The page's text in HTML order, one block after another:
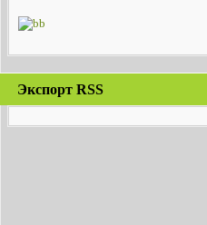
Экспорт RSS